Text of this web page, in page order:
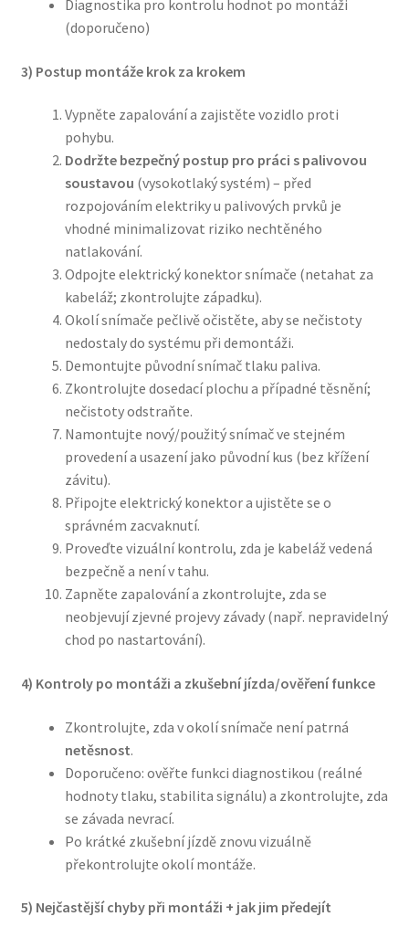
Diagnostika pro kontrolu hodnot po montáži
(doporučeno)
3) Postup montáže krok za krokem
Vypněte zapalování a zajistěte vozidlo proti
pohybu.
Dodržte bezpečný postup pro práci s palivovou
soustavou (vysokotlaký systém) – před
rozpojováním elektriky u palivových prvků je
vhodné minimalizovat riziko nechtěného
natlakování.
Odpojte elektrický konektor snímače (netahat za
kabeláž; zkontrolujte západku).
Okolí snímače pečlivě očistěte, aby se nečistoty
nedostaly do systému při demontáži.
Demontujte původní snímač tlaku paliva.
Zkontrolujte dosedací plochu a případné těsnění;
nečistoty odstraňte.
Namontujte nový/použitý snímač ve stejném
provedení a usazení jako původní kus (bez křížení
závitu).
Připojte elektrický konektor a ujistěte se o
správném zacvaknutí.
Proveďte vizuální kontrolu, zda je kabeláž vedená
bezpečně a není v tahu.
Zapněte zapalování a zkontrolujte, zda se
neobjevují zjevné projevy závady (např. nepravidelný
chod po nastartování).
4) Kontroly po montáži a zkušební jízda/ověření funkce
Zkontrolujte, zda v okolí snímače není patrná
netěsnost.
Doporučeno: ověřte funkci diagnostikou (reálné
hodnoty tlaku, stabilita signálu) a zkontrolujte, zda
se závada nevrací.
Po krátké zkušební jízdě znovu vizuálně
překontrolujte okolí montáže.
5) Nejčastější chyby při montáži + jak jim předejít